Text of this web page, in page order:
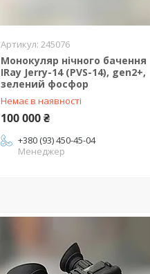
245076
Монокуляр нічного бачення
IRay Jerry-14 (PVS-14), gen2+,
зелений фосфор
Немає в наявності
100 000 ₴
+380 (93) 450-45-04
Менеджер